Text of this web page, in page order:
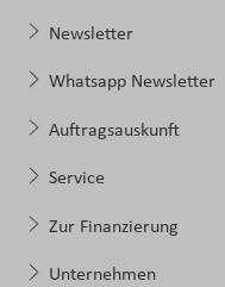
Newsletter
Whatsapp Newsletter
Auftragsauskunft
Service
Zur Finanzierung
Unternehmen